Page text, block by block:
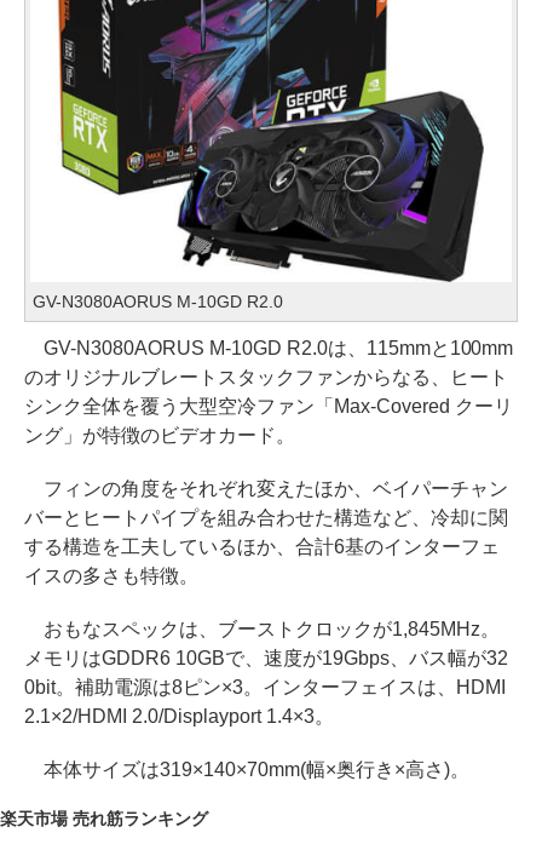
GV-N3080AORUS M-10GD R2.0
GV-N3080AORUS M-10GD R2.0は、115mmと100mm
のオリジナルブレートスタックファンからなる、ヒート
シンク全体を覆う大型空冷ファン「Max-Covered クーリ
ング」が特徴のビデオカード。
フィンの角度をそれぞれ変えたほか、ベイパーチャン
バーとヒートパイプを組み合わせた構造など、冷却に関
する構造を工夫しているほか、合計6基のインターフェ
イスの多さも特徴。
おもなスペックは、ブーストクロックが1,845MHz。
メモリはGDDR6 10GBで、速度が19Gbps、バス幅が32
0bit。補助電源は8ピン×3。インターフェイスは、HDMI
2.1×2/HDMI 2.0/Displayport 1.4×3。
本体サイズは319×140×70mm(幅×奥行き×高さ)。
楽天市場 売れ筋ランキング